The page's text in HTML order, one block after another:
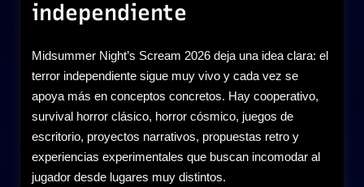
independiente
Midsummer Night’s Scream 2026 deja una idea clara: el
terror independiente sigue muy vivo y cada vez se
apoya más en conceptos concretos. Hay cooperativo,
survival horror clásico, horror cósmico, juegos de
escritorio, proyectos narrativos, propuestas retro y
experiencias experimentales que buscan incomodar al
jugador desde lugares muy distintos.